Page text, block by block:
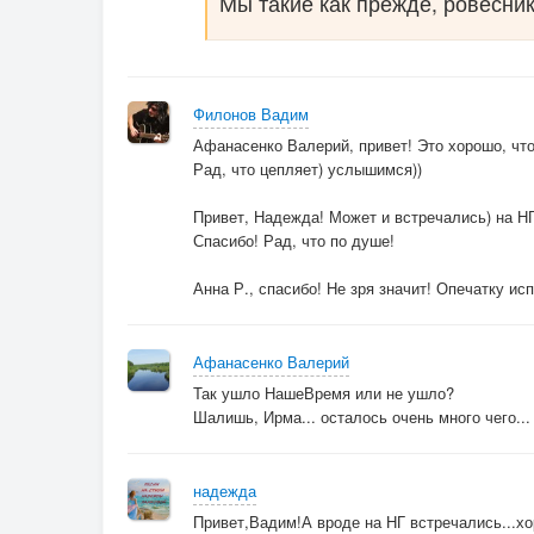
Филонов Вадим
Афанасенко Валерий, привет! Это хорошо,
Рад, что цепляет) услышимся))
Привет, Надежда! Может и встречались) на
Спасибо! Рад, что по душе!
Анна Р., спасибо! Не зря значит! Опечатку
Афанасенко Валерий
Так ушло НашеВремя или не ушло?
Шалишь, Ирма... осталось очень много
надежда
Привет,Вадим!А вроде на НГ